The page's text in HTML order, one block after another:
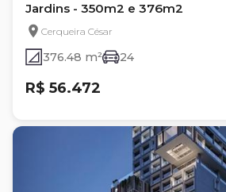
Jardins - 350m2 e 376m2
Cerqueira César
376.48 m² 24
R$ 56.472